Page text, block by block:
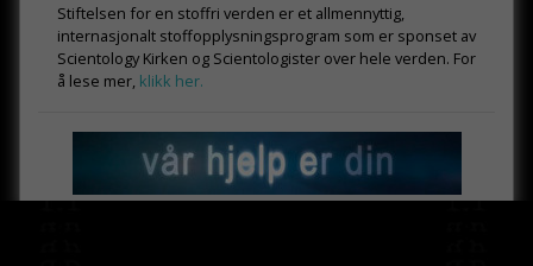
Stiftelsen for en stoffri verden er et allmennyttig,
internasjonalt stoffopplysningsprogram som er sponset av
Scientology Kirken og Scientologister over hele verden. For
å lese mer, klikk her.